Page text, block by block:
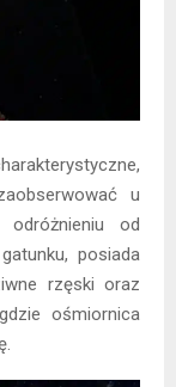
u
od
posiada
rzęski oraz
ośmiornica